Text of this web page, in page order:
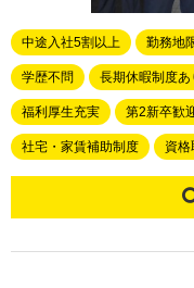
中途入社5割以上 勤務地
学歴不問 長期休暇制度あ
福利厚生充実 第2新卒歓
社宅・家賃補助制度 資